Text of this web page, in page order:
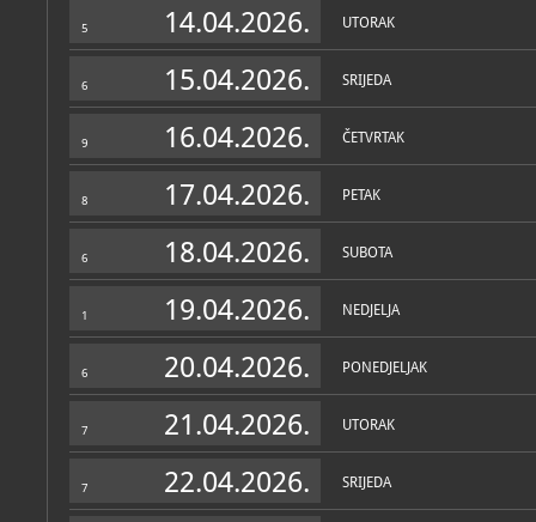
5 14.04.2026. UTORAK
6 15.04.2026. SRIJEDA
9 16.04.2026. ČETVRTAK
8 17.04.2026. PETAK
6 18.04.2026. SUBOTA
1 19.04.2026. NEDJELJA
6 20.04.2026. PONEDJELJAK
7 21.04.2026. UTORAK
7 22.04.2026. SRIJEDA